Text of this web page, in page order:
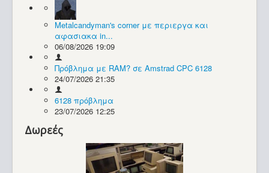
Metalcandyman's corner με περιεργα και
αφασιακα in...
06/08/2026 19:09
Πρόβλημα με RAM? σε Amstrad CPC 6128
24/07/2026 21:35
6128 πρόβλημα
23/07/2026 12:25
Δωρεές